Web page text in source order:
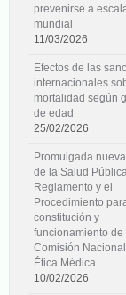
prevenirse a
mundial
11/03/2026
Efectos de las
internacionales
mortalidad según
de edad
25/02/2026
Promulgada
de la Salud
Reglamento y el
Procedimiento
constitución y
funcionamiento de
Comisión
Ética Médica
10/02/2026